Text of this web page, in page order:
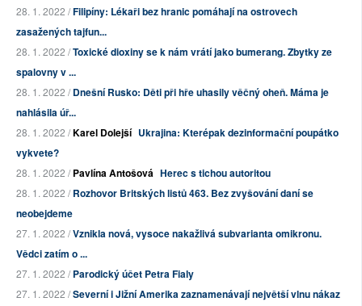
28. 1. 2022 /Filipíny: Lékaři bez hranic pomáhají na ostrovech
zasažených tajfun...
28. 1. 2022 /Toxické dioxiny se k nám vrátí jako bumerang. Zbytky ze
spalovny v ...
28. 1. 2022 /Dnešní Rusko: Děti při hře uhasily věčný oheň. Máma je
nahlásila úř...
28. 1. 2022 /Karel Dolejší Ukrajina: Kterépak dezinformační poupátko
vykvete?
28. 1. 2022 /Pavlína Antošová Herec s tichou autoritou
28. 1. 2022 /Rozhovor Britských listů 463. Bez zvyšování daní se
neobejdeme
27. 1. 2022 /Vznikla nová, vysoce nakažlivá subvarianta omikronu.
Vědci zatím o ...
27. 1. 2022 /Parodický účet Petra Fialy
27. 1. 2022 /Severní i Jižní Amerika zaznamenávají největší vlnu nákaz